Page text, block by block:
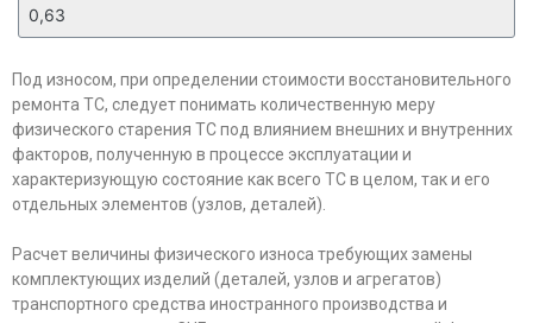
Под износом, при определении стоимости восстановительного
ремонта ТС, следует понимать количественную меру
физического старения ТС под влиянием внешних и внутренних
факторов, полученную в процессе эксплуатации и
характеризующую состояние как всего ТС в целом, так и его
отдельных элементов (узлов, деталей).
Расчет величины физического износа требующих замены
комплектующих изделий (деталей, узлов и агрегатов)
транспортного средства иностранного производства и